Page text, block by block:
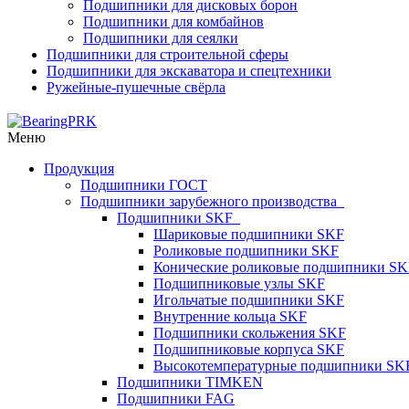
Подшипники для дисковых борон
Подшипники для комбайнов
Подшипники для сеялки
Подшипники для строительной сферы
Подшипники для экскаватора и спецтехники
Ружейные-пушечные свёрла
Меню
Продукция
Подшипники ГОСТ
Подшипники зарубежного производства
Подшипники SKF
Шариковые подшипники SKF
Роликовые подшипники SKF
Конические роликовые подшипники
Подшипниковые узлы SKF
Игольчатые подшипники SKF
Внутренние кольца SKF
Подшипники скольжения SKF
Подшипниковые корпуса SKF
Высокотемпературные подшипники
Подшипники TIMKEN
Подшипники FAG